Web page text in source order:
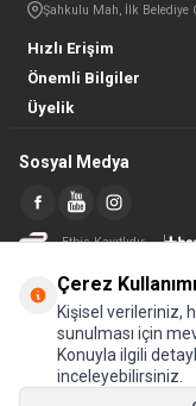
Hızlı Erişim
Önemli Bilgiler
Üyelik
Şahkulu Mah, İlk Belediye
Sosyal Medya
Etbis Kayıtlıdır
Çerez Kullanımı
Kişisel verileriniz,
sunulması için
Konuyla ilgili
inceleyebilirsiniz.